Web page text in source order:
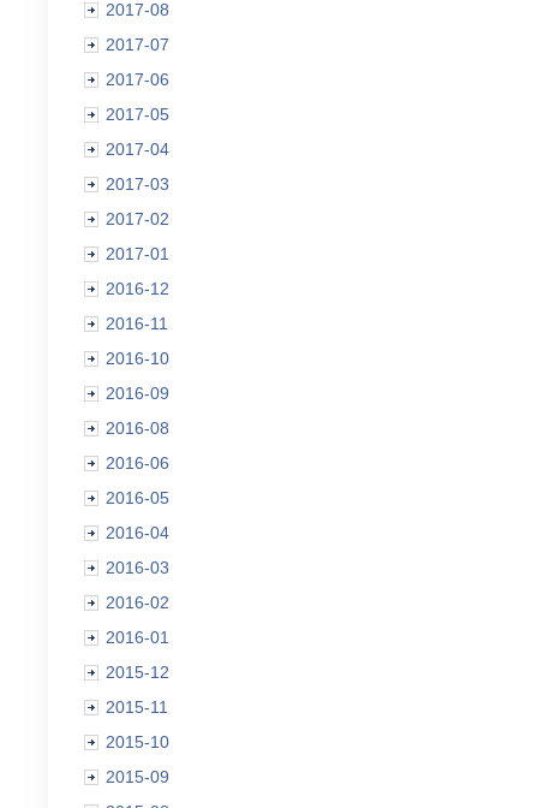
2017-08
2017-07
2017-06
2017-05
2017-04
2017-03
2017-02
2017-01
2016-12
2016-11
2016-10
2016-09
2016-08
2016-06
2016-05
2016-04
2016-03
2016-02
2016-01
2015-12
2015-11
2015-10
2015-09